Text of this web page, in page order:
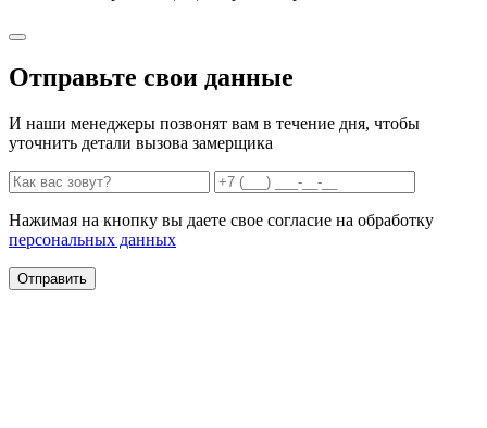
Отправьте свои данные
И наши менеджеры позвонят вам в течение дня, чтобы
уточнить детали вызова замерщика
Нажимая на кнопку вы даете свое согласие на обработку
персональных данных
Отправить